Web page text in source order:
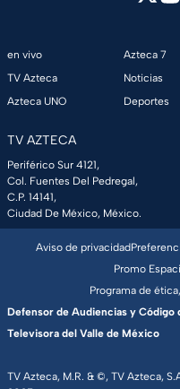
en vivo
TV Azteca
Azteca UNO
Azteca 7
Noticias
Deportes
TV AZTECA
Periférico Sur 4121,
Col. Fuentes Del Pedregal,
C.P. 14141,
Ciudad De México, México.
TV Azteca, M.R. & ©, TV Azteca,
Aviso de privacidad
Promo
Programa de
Defensor de Audiencias y Código
Televisora del Valle de México